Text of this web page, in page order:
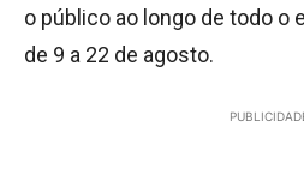
o público ao longo de todo o
de 9 a 22 de agosto.